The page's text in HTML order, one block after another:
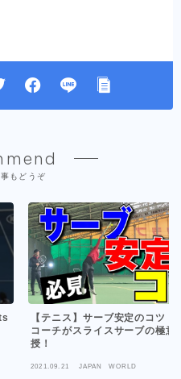
もどうぞ
【テニス】サーブ安定のコツ！
コーチがスライスサーブの極意
授！
2021.09.21 JAPAN WORLD